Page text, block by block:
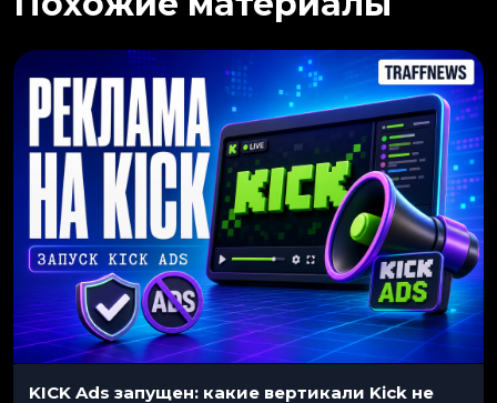
KICK Ads запущен: какие вертикали Kick не